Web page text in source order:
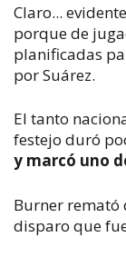
Claro...
porque de
planificadas
por Suárez.
El tanto
festejo duró
y marcó uno
Burner remató
disparo que